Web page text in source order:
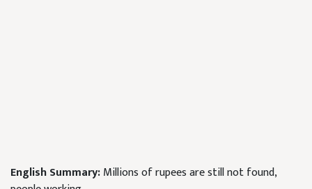
English Summary:Millions of rupees are still not found,